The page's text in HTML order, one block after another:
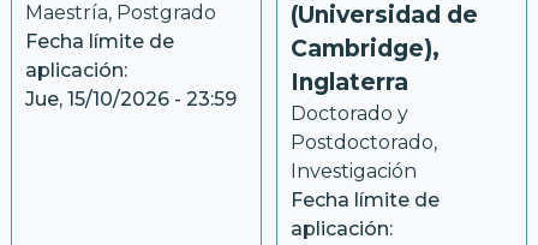
Maestría, Postgrado
Fecha límite de
aplicación:
Jue, 15/10/2026 - 23:59
(Universidad de
Cambridge),
Inglaterra
Doctorado y
Postdoctorado,
Investigación
Fecha límite de
aplicación: